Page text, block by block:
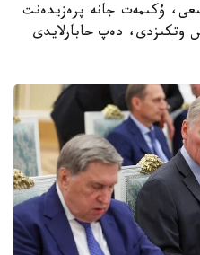
ۇكىمەت جانە پرەزيدەنت
وتكىزدى، دەپ حابارلايدى